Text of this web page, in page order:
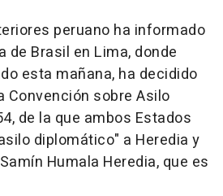
peruano ha informado
de Brasil en Lima, donde
esta mañana, ha decidido
Convención sobre Asilo
de la que ambos Estados
diplomático" a Heredia y
Humala Heredia, que es